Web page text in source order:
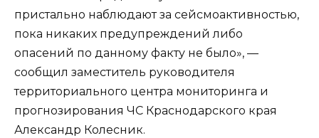
пристально наблюдают за сейсмоактивностью,
пока никаких предупреждений либо
опасений по данному факту не было», —
сообщил заместитель руководителя
территориального центра мониторинга и
прогнозирования ЧС Краснодарского края
Александр Колесник.